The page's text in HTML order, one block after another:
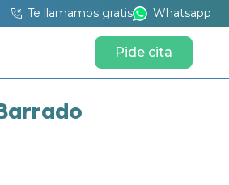
Te llamamos gratis Whatsapp
Pide cita